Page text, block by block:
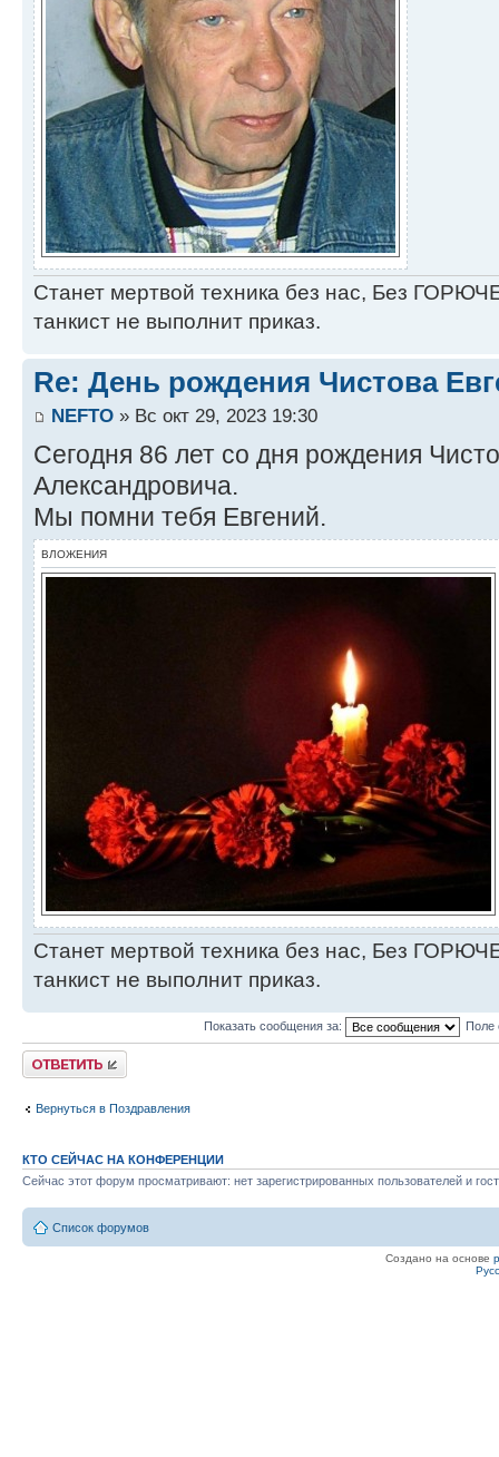
Станет мертвой техника без нас, Без
танкист не выполнит приказ.
Re: День рождения Чистова
NEFTO » Вс окт 29, 2023 19:30
Сегодня 86 лет со дня рождения
Александровича.
Мы помни тебя Евгений.
ВЛОЖЕНИЯ
Станет мертвой техника без нас, Без
танкист не выполнит приказ.
Показать сообщения за: Поле
Ответить
Вернуться в Поздравления
КТО СЕЙЧАС НА КОНФЕРЕНЦИИ
Сейчас этот форум просматривают: нет зарегистрированных пользователей и
Список форумов
Создано на основе